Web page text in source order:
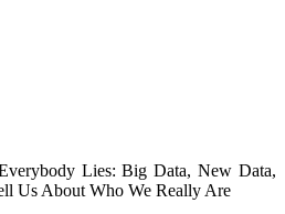
Lies: Big Data, New Data,
Us About Who We Really Are